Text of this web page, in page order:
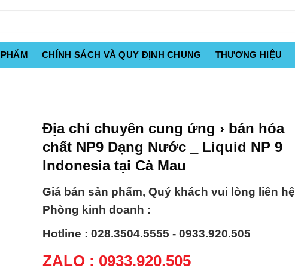
CHÍNH SÁCH VÀ QUY ĐỊNH CHUNG THƯƠNG HIỆU
Địa chỉ chuyên cung ứng › bán hóa
chất NP9 Dạng Nước _ Liquid NP 9
Indonesia tại Cà Mau
Giá bán sản phẩm, Quý khách vui lòng liên hệ
Phòng kinh doanh :
Hotline : 028.3504.5555 - 0933.920.505
ZALO : 0933.920.505